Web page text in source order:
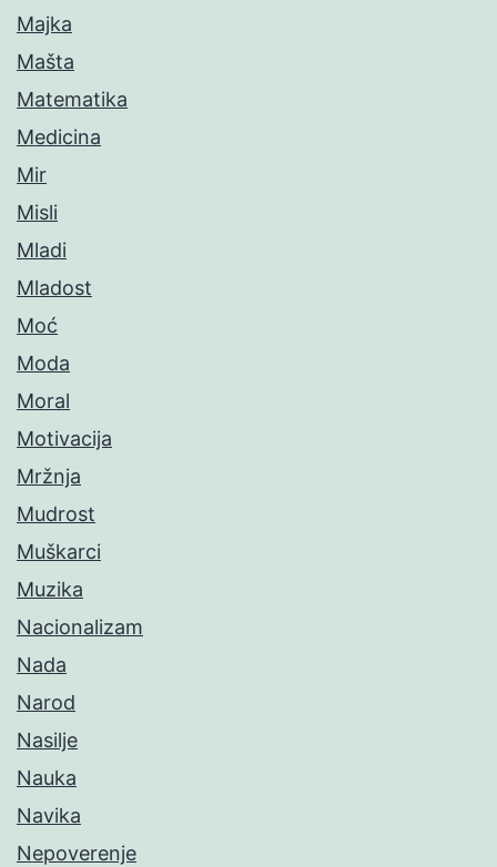
Majka
Mašta
Matematika
Medicina
Mir
Misli
Mladi
Mladost
Moć
Moda
Moral
Motivacija
Mržnja
Mudrost
Muškarci
Muzika
Nacionalizam
Nada
Narod
Nasilje
Nauka
Navika
Nepoverenje